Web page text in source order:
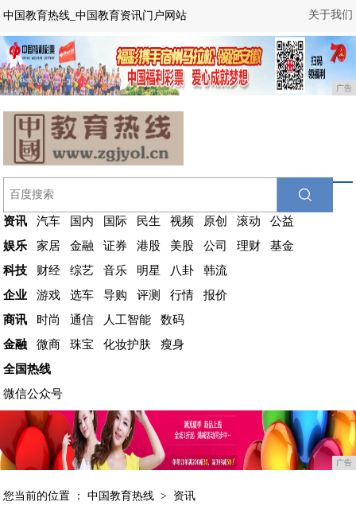
关于我们
中国教育热线_中国教育资讯门户网站
广告
资讯 汽车 国内 国际 民生 视频 原创 滚动
公益
娱乐
家居 金融 证券 港股 美股 公司 理财
基金
科技
财经 综艺 音乐 明星 八卦
韩流
企业
游戏 选车 导购 评测 行情
报价
商讯
时尚 通信 人工智能
数码
金融
微商 珠宝 化妆护肤
瘦身
全国热线
微信公众号
广告
您当前的位置 ：中国教育热线 > 资讯